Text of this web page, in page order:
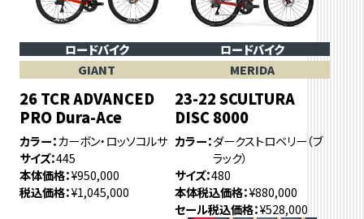
ロードバイク
GIANT
26 TCR ADVANCED
PRO Dura-Ace
カラー カーボン・ロッソコルサ
サイズ 445
本体価格 ¥950,000
税込価格 ¥1,045,000
ロードバイク
MERIDA
23-22 SCULTURA
DISC 8000
カラー ダークストロベリー（ブ
ラック）
サイズ 480
本体税込価格 ¥880,000
セール税込価格 ¥528,000